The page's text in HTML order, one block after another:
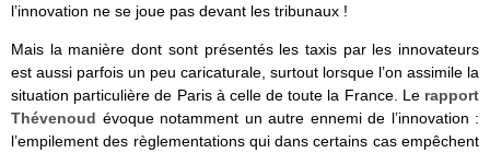
l’innovation ne se joue pas devant les tribunaux !
Mais la manière dont sont présentés les taxis par les innovateurs
est aussi parfois un peu caricaturale, surtout lorsque l’on assimile la
situation particulière de Paris à celle de toute la France. Le rapport
Thévenoud évoque notamment un autre ennemi de l’innovation :
l’empilement des règlementations qui dans certains cas empêchent